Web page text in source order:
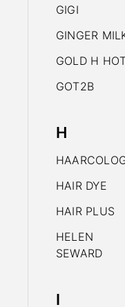
GIGI
GINGER
GOLD H
GOT2B
H
HAIR DYE
HAIR PLUS
HELEN
SEWARD
I